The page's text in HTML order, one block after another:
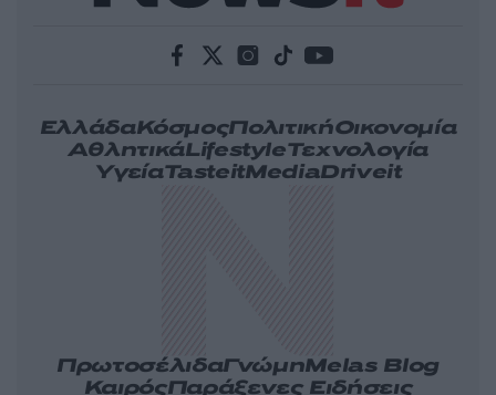
ΕλλάδαΚόσμοςΠολιτικήΟικονομία
ΑθλητικάLifestyleΤεχνολογία
ΥγείαTasteitMediaDriveit
ΠρωτοσέλιδαΓνώμηMelas Blog
ΚαιρόςΠαράξενες Ειδήσεις